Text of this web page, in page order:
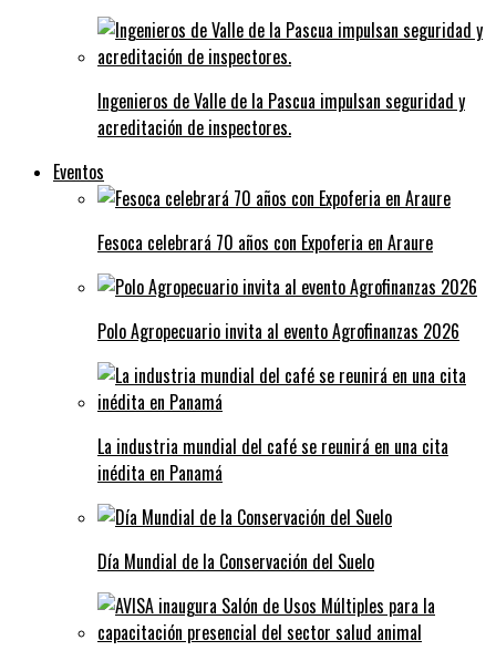
Ingenieros de Valle de la Pascua impulsan seguridad y
acreditación de inspectores.
Eventos
Fesoca celebrará 70 años con Expoferia en Araure
Polo Agropecuario invita al evento Agrofinanzas 2026
La industria mundial del café se reunirá en una cita
inédita en Panamá
Día Mundial de la Conservación del Suelo